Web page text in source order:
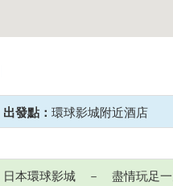
出發點：環球影城附近酒店
日本環球影城 － 盡情玩足